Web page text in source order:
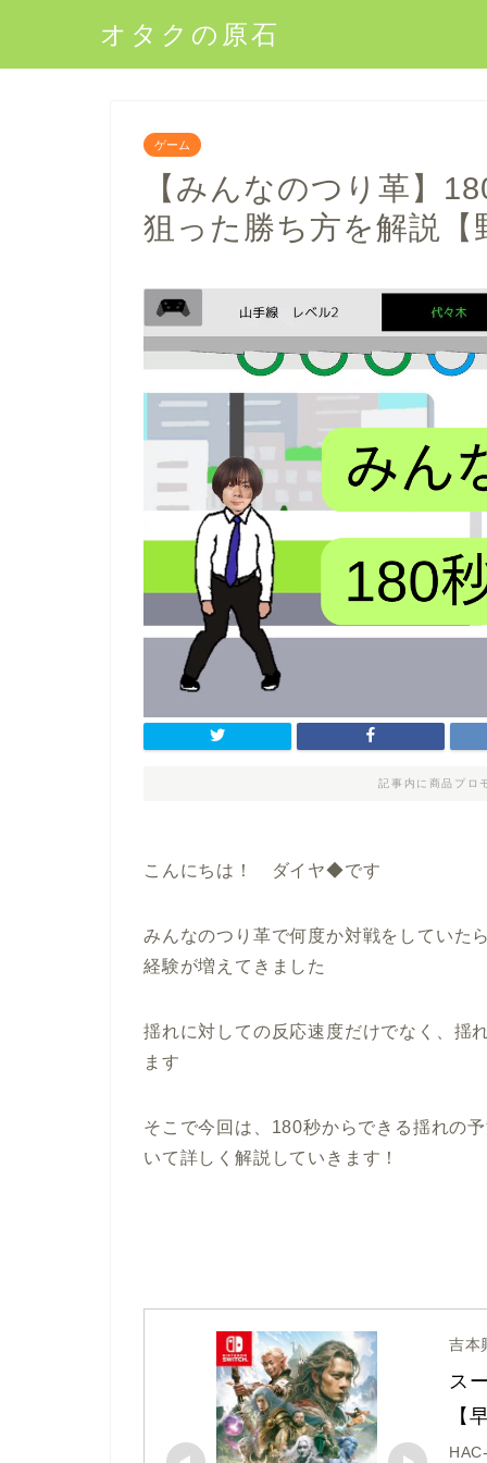
オタクの原石
ゲーム
【みんなのつり革】
狙った勝ち方を解説【
記事内に商品プロ
こんにちは！ ダイヤ◆です
みんなのつり革で何度か対戦をしていた
経験が増えてきました
揺れに対しての反応速度だけでなく、揺
ます
そこで今回は、180秒からできる揺れの
いて詳しく解説していきます！
吉本
ス
【